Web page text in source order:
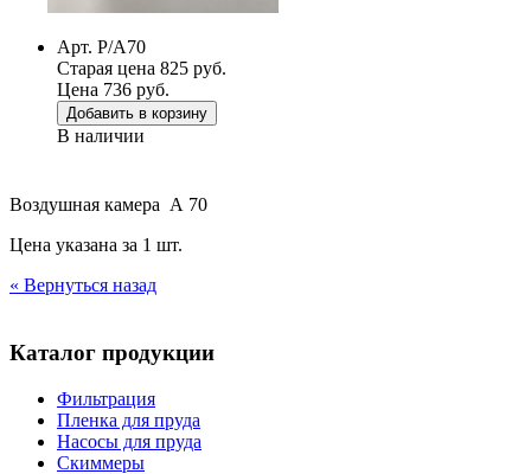
Арт. P/A70
Старая цена 825 руб.
Цена 736 руб.
Добавить в корзину
В наличии
Воздушная камера А 70
Цена указана за 1 шт.
« Вернуться назад
Каталог продукции
Фильтрация
Пленка для пруда
Насосы для пруда
Скиммеры